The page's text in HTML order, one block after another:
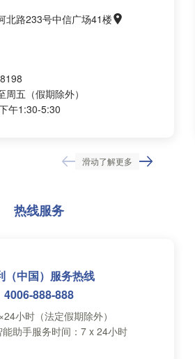
北路233号中信广场41楼
五（假期除外）
午1:30-5:30
滑动了解更多
热线服务
（中国）服务热线
4006-888-888
小时（法定假期除外）
助手服务时间： 7 x 24小时